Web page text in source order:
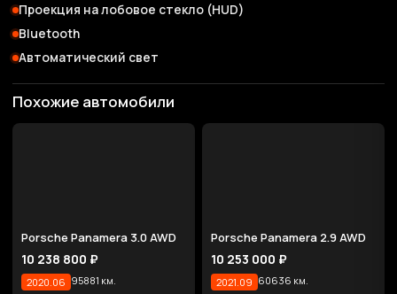
Проекция на лобовое стекло (HUD)
Bluetooth
Автоматический свет
Похожие автомобили
Porsche Panamera 3.0 AWD
10 238 800 ₽
2020.06 95881 км.
Porsche Panamera 2.9 AWD
10 253 000 ₽
2021.09 60636 км.